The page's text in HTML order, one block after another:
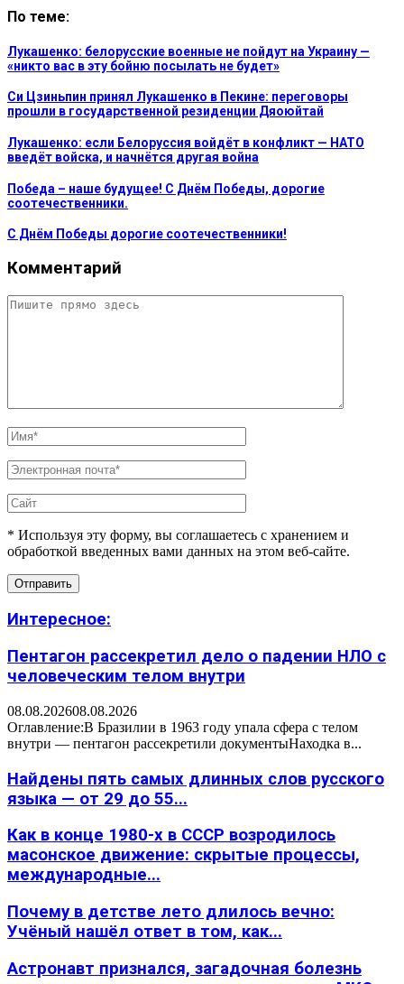
По теме:
Лукашенко: белорусские военные не пойдут на Украину —
«никто вас в эту бойню посылать не будет»
Си Цзиньпин принял Лукашенко в Пекине: переговоры
прошли в государственной резиденции Дяоюйтай
Лукашенко: если Белоруссия войдёт в конфликт — НАТО
введёт войска, и начнётся другая война
Победа – наше будущее! С Днём Победы, дорогие
соотечественники.
С Днём Победы дорогие соотечественники!
Комментарий
* Используя эту форму, вы соглашаетесь с хранением и
обработкой введенных вами данных на этом веб-сайте.
Интересное:
Пентагон рассекретил дело о падении НЛО с
человеческим телом внутри
08.08.202608.08.2026
Оглавление:В Бразилии в 1963 году упала сфера с телом
внутри — пентагон рассекретили документыНаходка в...
Найдены пять самых длинных слов русского
языка — от 29 до 55...
Как в конце 1980-х в СССР возродилось
масонское движение: скрытые процессы,
международные...
Почему в детстве лето длилось вечно:
Учёный нашёл ответ в том, как...
Астронавт признался, загадочная болезнь